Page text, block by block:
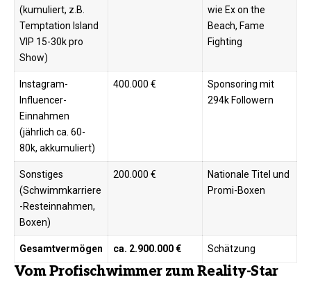
(kumuliert, z.B.
Temptation Island
VIP 15-30k pro
Show)
wie Ex on the
Beach, Fame
Fighting
Instagram-
Influencer-
Einnahmen
(jährlich ca. 60-
80k, akkumuliert)
400.000 €
Sponsoring mit
294k Followern ​
Sonstiges
(Schwimmkarriere
-Resteinnahmen,
Boxen)
200.000 €
Nationale Titel und
Promi-Boxen ​
Gesamtvermögen ca. 2.900.000 € Schätzung
Vom Profischwimmer zum Reality-Star